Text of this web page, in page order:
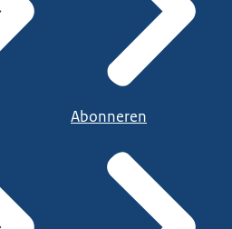
Abonneren